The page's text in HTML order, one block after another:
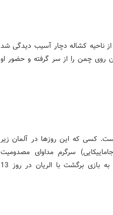
ناحیه کشاله دچار آسیب دیدگی شد
روی چمن را از سر گرفته و حضور او
کسی که این روزها در آلمان زیر
سرگرم مداوای مصدومیت
همسترینگش است می خواهد هرطور شده به بازی برگشت با الریان در روز 13